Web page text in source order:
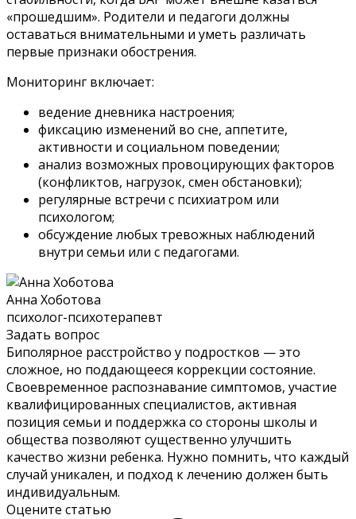
«прошедшим». Родители и педагоги должны
оставаться внимательными и уметь различать
первые признаки обострения.
Мониторинг включает:
ведение дневника настроения;
фиксацию изменений во сне, аппетите,
активности и социальном поведении;
анализ возможных провоцирующих факторов
(конфликтов, нагрузок, смен обстановки);
регулярные встречи с психиатром или
психологом;
обсуждение любых тревожных наблюдений
внутри семьи или с педагогами.
Анна Хоботова
психолог-психотерапевт
Задать вопрос
Биполярное расстройство у подростков — это
сложное, но поддающееся коррекции состояние.
Своевременное распознавание симптомов, участие
квалифицированных специалистов, активная
позиция семьи и поддержка со стороны школы и
общества позволяют существенно улучшить
качество жизни ребенка. Нужно помнить, что каждый
случай уникален, и подход к лечению должен быть
индивидуальным.
Оцените статью